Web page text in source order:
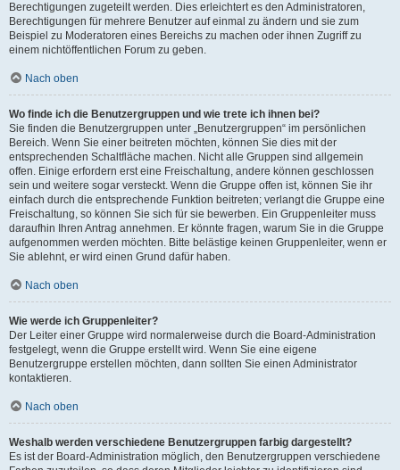
Berechtigungen zugeteilt werden. Dies erleichtert es den Administratoren,
Berechtigungen für mehrere Benutzer auf einmal zu ändern und sie zum
Beispiel zu Moderatoren eines Bereichs zu machen oder ihnen Zugriff zu
einem nichtöffentlichen Forum zu geben.
Nach oben
Wo finde ich die Benutzergruppen und wie trete ich ihnen bei?
Sie finden die Benutzergruppen unter „Benutzergruppen“ im persönlichen
Bereich. Wenn Sie einer beitreten möchten, können Sie dies mit der
entsprechenden Schaltfläche machen. Nicht alle Gruppen sind allgemein
offen. Einige erfordern erst eine Freischaltung, andere können geschlossen
sein und weitere sogar versteckt. Wenn die Gruppe offen ist, können Sie ihr
einfach durch die entsprechende Funktion beitreten; verlangt die Gruppe eine
Freischaltung, so können Sie sich für sie bewerben. Ein Gruppenleiter muss
daraufhin Ihren Antrag annehmen. Er könnte fragen, warum Sie in die Gruppe
aufgenommen werden möchten. Bitte belästige keinen Gruppenleiter, wenn er
Sie ablehnt, er wird einen Grund dafür haben.
Nach oben
Wie werde ich Gruppenleiter?
Der Leiter einer Gruppe wird normalerweise durch die Board-Administration
festgelegt, wenn die Gruppe erstellt wird. Wenn Sie eine eigene
Benutzergruppe erstellen möchten, dann sollten Sie einen Administrator
kontaktieren.
Nach oben
Weshalb werden verschiedene Benutzergruppen farbig dargestellt?
Es ist der Board-Administration möglich, den Benutzergruppen verschiedene